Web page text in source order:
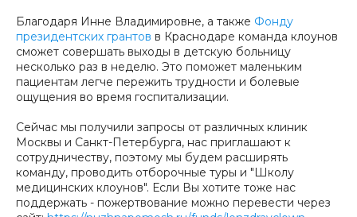
Благодаря Инне Владимировне, а также Фонду
президентских грантов в Краснодаре команда клоунов
сможет совершать выходы в детскую больницу
несколько раз в неделю. Это поможет маленьким
пациентам легче пережить трудности и болевые
ощущения во время госпитализации.
Сейчас мы получили запросы от различных клиник
Москвы и Санкт-Петербурга, нас приглашают к
сотрудничеству, поэтому мы будем расширять
команду, проводить отборочные туры и "Школу
медицинских клоунов". Если Вы хотите тоже нас
поддержать - пожертвование можно перевести через